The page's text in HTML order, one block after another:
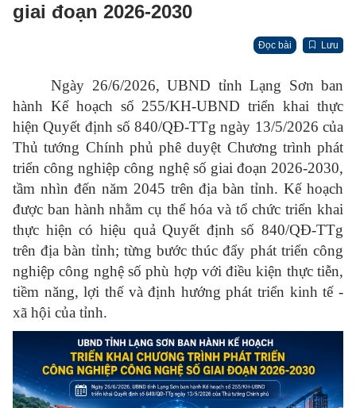
giai đoạn 2026-2030
Đọc bài Lưu
Ngày 26/6/2026, UBND tỉnh Lạng Sơn ban
hành Kế hoạch số 255/KH-UBND triển khai thực
hiện Quyết định số 840/QĐ-TTg ngày 13/5/2026 của
Thủ tướng Chính phủ phê duyệt Chương trình phát
triển công nghiệp công nghệ số giai đoạn 2026-2030,
tầm nhìn đến năm 2045 trên địa bàn tỉnh. Kế hoạch
được ban hành nhằm cụ thể hóa và tổ chức triển khai
thực hiện có hiệu quả Quyết định số 840/QĐ-TTg
trên địa bàn tỉnh; từng bước thúc đẩy phát triển công
nghiệp công nghệ số phù hợp với điều kiện thực tiễn,
tiềm năng, lợi thế và định hướng phát triển kinh tế -
xã hội của tỉnh.